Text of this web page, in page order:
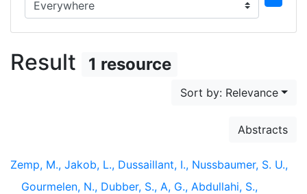
Result 1 resource
Sort by: Relevance
Abstracts
Zemp, M., Jakob, L., Dussaillant, I., Nussbaumer, S. U.,
Gourmelen, N., Dubber, S., A, G., Abdullahi, S.,